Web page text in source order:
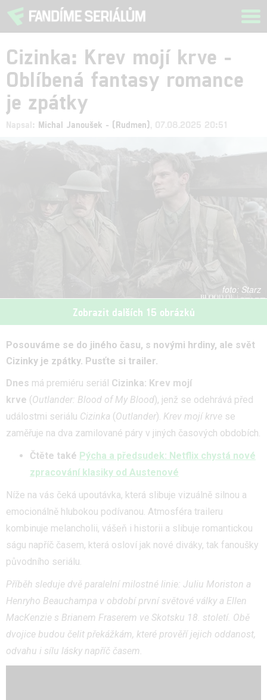
Cizinka: Krev mojí krve -
Oblíbená fantasy romance
je zpátky
Napsal: Michal Janoušek - (Rudmen) , 07.08.2025 20:51
Starz
Zobrazit dalších 15 obrázků
Posouváme se do jiného času, s novými hrdiny, ale svět
Cizinky je zpátky. Pusťte si trailer.
Dnes má premiéru seriál Cizinka: Krev mojí
krve (Outlander: Blood of My Blood), jenž se odehrává před
událostmi seriálu Cizinka (Outlander). Krev mojí krve se
zaměřuje na dva zamilované páry v jiných časových obdobích.
Čtěte také Pýcha a předsudek: Netflix chystá nové
zpracování klasiky od Austenové
Níže na vás čeká upoutávka, která slibuje vizuálně silnou a
emocionálně hlubokou podívanou. Atmosféra traileru
kombinuje melancholii, vášeň i historii a slibuje romantickou
ságu napříč časem, která osloví jak nové diváky, tak fanoušky
původního seriálu.
Příběh sleduje dvě paralelní milostné linie: Juliu Moriston a
Henryho Beauchampa v období první světové války a Ellen
MacKenzie s Brianem Fraserem ve Skotsku 18. století. Obě
dvojice budou čelit překážkám, které prověří jejich oddanost,
odvahu i sílu lásky napříč časem.